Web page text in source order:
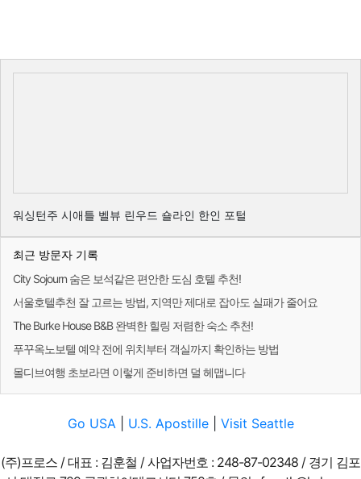
워싱턴주 시애틀 벨뷰 린우드 숄라인 한인 포털
최근 방문자 기록
City Sojourn 숨은 보석같은 편안한 도심 호텔 추천!
서울호텔추천 잘 고르는 방법, 지역만 제대로 잡아도 실패가 줄어요
The Burke House B&B 완벽한 힐링 저렴한 숙소 추천!
푸꾸옥노보텔 예약 전에 위치부터 객실까지 확인하는 방법
몰디브여행 초보라면 이렇게 준비하면 덜 헤맵니다
Go USA U.S. Apostille| Visit Seattle
(주)프로스 / 대표 : 김훈철 / 사업자번호 : 248-87-02348 / 경기 김포